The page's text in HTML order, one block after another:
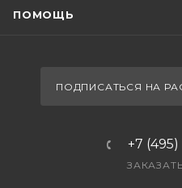
ПОМОЩЬ
ПОДПИСАТЬСЯ НА
+7 (495)